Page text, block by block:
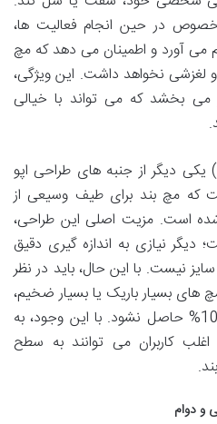
خصوص در حین انجام فعالیت ها،
می آورد و اطمینان می دهد که مچ
لغزشی نخواهد داشت. این ویژگی،
می بخشد که می تواند با خیالی
طراحی فری سایز (Free Size) یکی دیگر از جنبه های طراحی اپو
که مچ بند برای طیف وسیعی از
است. مزیت اصلی این طراحی،
نیازی به اندازه گیری دقیق
نیست. با این حال، باید در نظر
های بسیار باریک یا بسیار ضخیم،
ممکن است تناسب ایده آل 100% حاصل نشود. با این وجود، به
کاربران می توانند به سطح
و دوام